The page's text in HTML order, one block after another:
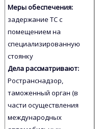
Меры обеспечения:
задержание ТС с
помещением на
специализированную
стоянку
Дела рассматривают:
Ространснадзор,
таможенный орган (в
части осуществления
международных